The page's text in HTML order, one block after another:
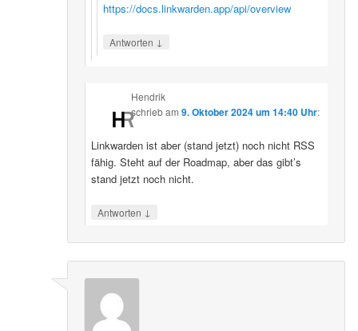
https://docs.linkwarden.app/api/overview
Antworten ↓
Hendrik
schriebam 9. Oktober 2024 um 14:40 Uhr:
Linkwarden ist aber (stand jetzt) noch nicht RSS
fähig. Steht auf der Roadmap, aber das gibt’s
stand jetzt noch nicht.
Antworten ↓